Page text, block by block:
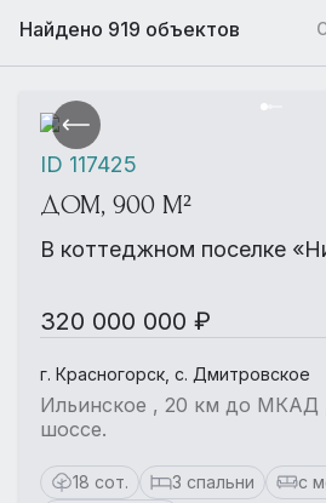
Найдено 919 объектов
ДОМ, 900 М²
В коттеджном поселке
320 000 000 ₽
г. Красногорск, с. Дмитровское
Ильинское , 20 км до МКАД
шоссе.
18 сот. 3 спальни
с
ID 117425